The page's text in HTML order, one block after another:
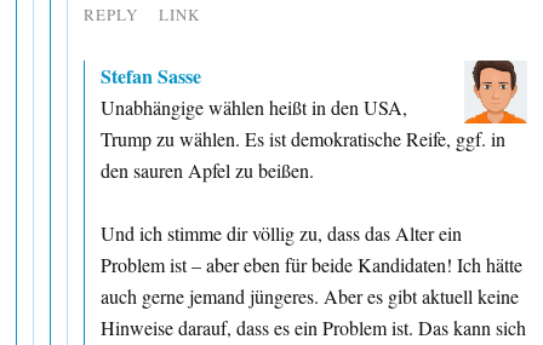
REPLY LINK
Stefan Sasse
Unabhängige wählen heißt in den USA,
Trump zu wählen. Es ist demokratische Reife, ggf. in
den sauren Apfel zu beißen.
Und ich stimme dir völlig zu, dass das Alter ein
Problem ist – aber eben für beide Kandidaten! Ich hätte
auch gerne jemand jüngeres. Aber es gibt aktuell keine
Hinweise darauf, dass es ein Problem ist. Das kann sich